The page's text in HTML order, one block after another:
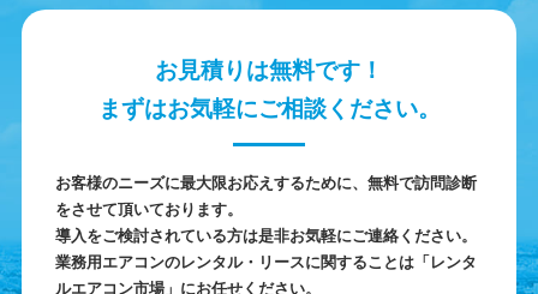
お見積りは無料です！
まずはお気軽にご相談ください。
お客様のニーズに最大限お応えするために、無料で訪問診断
をさせて頂いております。
導入をご検討されている方は是非お気軽にご連絡ください。
業務用エアコンのレンタル・リースに関することは「レンタ
ルエアコン市場」にお任せください。